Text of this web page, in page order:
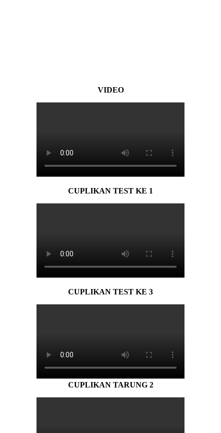
VIDEO
CUPLIKAN TEST KE 1
CUPLIKAN TEST KE 3
CUPLIKAN TARUNG 2